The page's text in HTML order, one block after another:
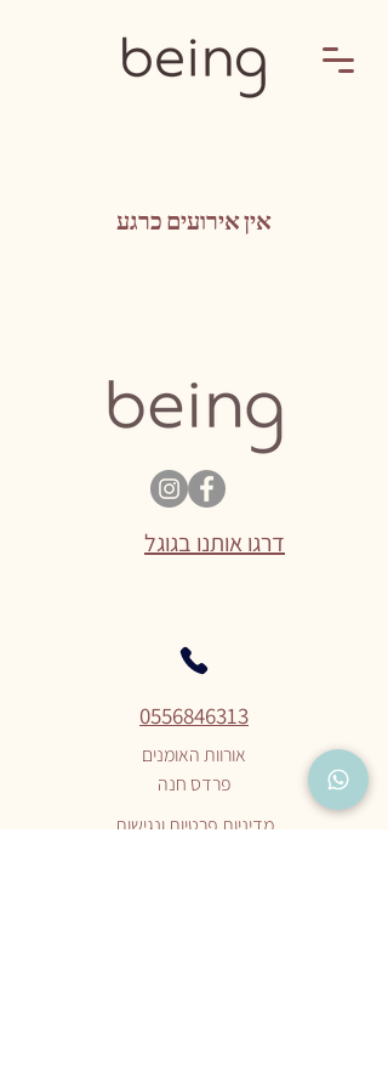
אין אירועים כרגע
דרגו אותנו בגוגל
0556846313
אורוות האומנים
פרדס חנה
מדיניות פרטיות ונגישות